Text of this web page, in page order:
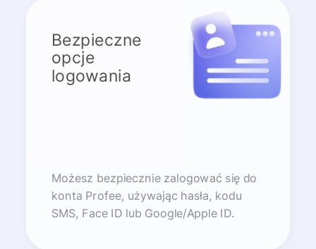
Bezpieczne
opcje
logowania
Możesz bezpiecznie zalogować się do
konta Profee, używając hasła, kodu
SMS, Face ID lub Google/Apple ID.